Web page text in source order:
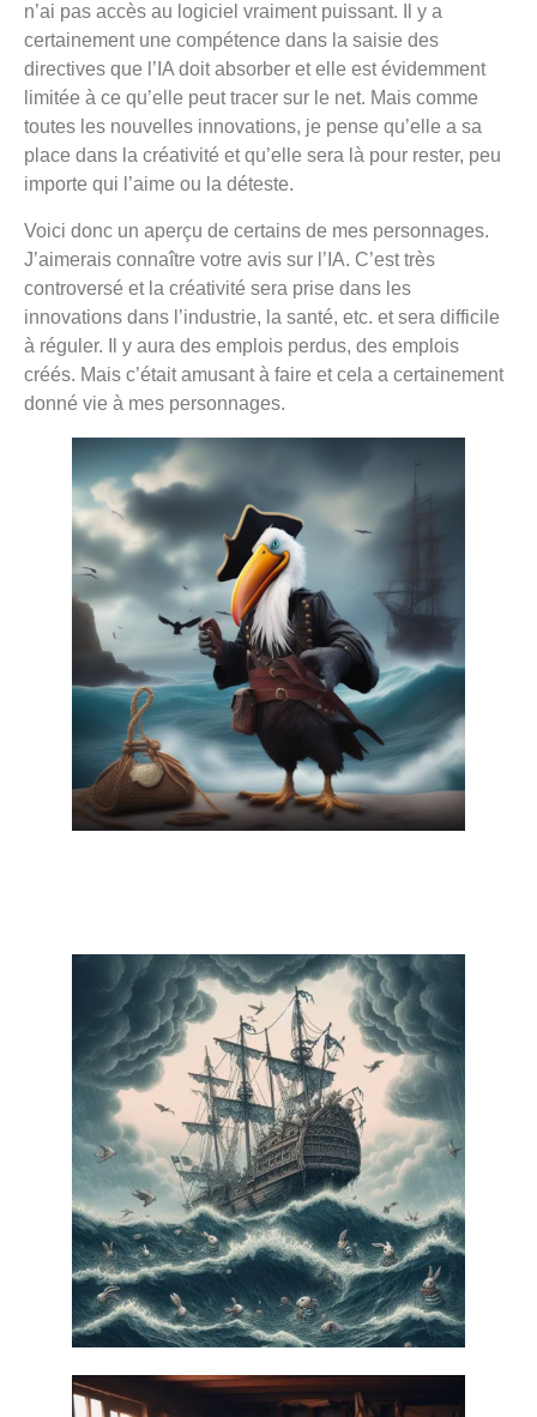
n’ai pas accès au logiciel vraiment puissant. Il y a
certainement une compétence dans la saisie des
directives que l’IA doit absorber et elle est évidemment
limitée à ce qu’elle peut tracer sur le net. Mais comme
toutes les nouvelles innovations, je pense qu’elle a sa
place dans la créativité et qu’elle sera là pour rester, peu
importe qui l’aime ou la déteste.
Voici donc un aperçu de certains de mes personnages.
J’aimerais connaître votre avis sur l’IA. C’est très
controversé et la créativité sera prise dans les
innovations dans l’industrie, la santé, etc. et sera difficile
à réguler. Il y aura des emplois perdus, des emplois
créés. Mais c’était amusant à faire et cela a certainement
donné vie à mes personnages.